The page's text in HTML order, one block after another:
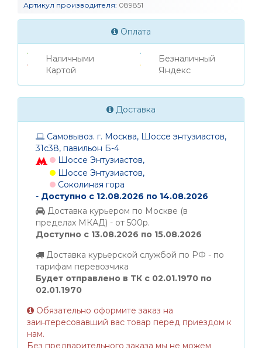
Артикул производителя: 089851
Оплата
Наличными
Картой
Безналичный
Яндекс
Доставка
Самовывоз. г. Москва, Шоссе энтузиастов,
31с38, павильон Б-4
Шоссе Энтузиастов,
Шоссе Энтузиастов,
Соколиная гора
- Доступно с 12.08.2026 по 14.08.2026
Доставка курьером по Москве (в
пределах МКАД) - от 500р.
Доступно с 13.08.2026 по 15.08.2026
Доставка курьерской службой по РФ - по
тарифам перевозчика
Будет отправлено в ТК с 02.01.1970 по
02.01.1970
Обязательно оформите заказ на
заинтересовавший вас товар перед приездом к
нам.
Без предварительного заказа мы не можем